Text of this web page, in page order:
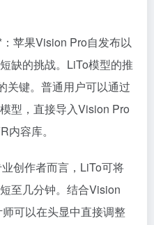
苹果Vision Pro自发布以
缺的挑战。LiTo模型的推
关键。普通用户可以通过
型，直接导入Vision Pro
容库。
创作者而言，LiTo可将
至几分钟。结合Vision
可以在头显中直接调整